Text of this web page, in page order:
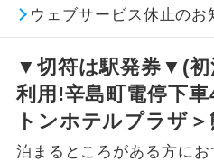
ウェブサービス休止のお
▼切符は駅発券▼(初
利用!辛島町電停下
トンホテルプラザ
泊まるところがある方に
添乗員同行
往路出発
（駅）ま
現地添乗員同
行
現地到着
（駅）ま
バスガイド乗
務
バスガイ
がありま